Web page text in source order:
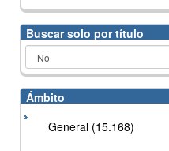
Buscar solo por título
Ámbito
General (15.168)